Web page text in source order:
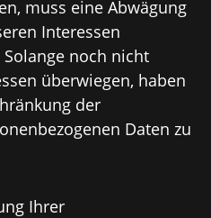
muss eine Abwägung
Interessen
noch nicht
überwiegen, haben
der
Daten zu
Ihrer